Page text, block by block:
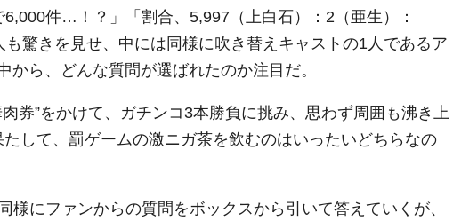
件…！？」「割合、5,997（上白石）：2（亜生）：
驚きを見せ、中には同様に吹き替えキャストの1人であるア
ら、どんな質問が選ばれたのか注目だ。
券”をかけて、ガチンコ3本勝負に挑み、思わず周囲も沸き上
して、罰ゲームの激ニガ茶を飲むのはいったいどちらなの
様にファンからの質問をボックスから引いて答えていくが、